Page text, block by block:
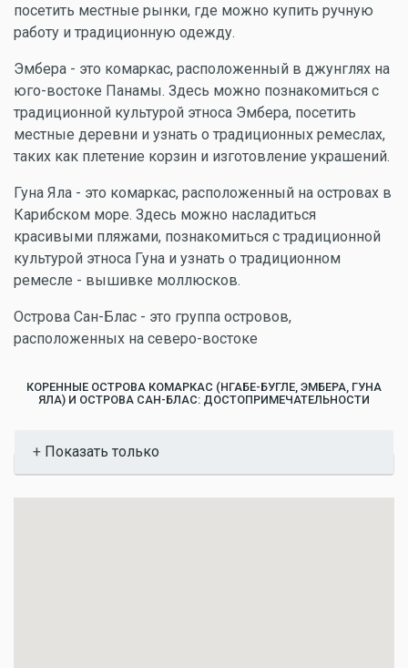
посетить местные рынки, где можно купить ручную
работу и традиционную одежду.
Эмбера - это комаркас, расположенный в джунглях на
юго-востоке Панамы. Здесь можно познакомиться с
традиционной культурой этноса Эмбера, посетить
местные деревни и узнать о традиционных ремеслах,
таких как плетение корзин и изготовление украшений.
Гуна Яла - это комаркас, расположенный на островах в
Карибском море. Здесь можно насладиться
красивыми пляжами, познакомиться с традиционной
культурой этноса Гуна и узнать о традиционном
ремесле - вышивке моллюсков.
Острова Сан-Блас - это группа островов,
расположенных на северо-востоке
КОРЕННЫЕ ОСТРОВА КОМАРКАС (НГАБЕ-БУГЛЕ, ЭМБЕРА, ГУНА
ЯЛА) И ОСТРОВА САН-БЛАС: ДОСТОПРИМЕЧАТЕЛЬНОСТИ
Показать
Показать только